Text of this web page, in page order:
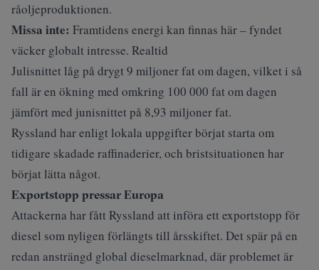
råoljeproduktionen.
Missa inte: Framtidens energi kan finnas här – fyndet
väcker globalt intresse. Realtid
Julisnittet låg på drygt 9 miljoner fat om dagen, vilket i så
fall är en ökning med omkring 100 000 fat om dagen
jämfört med junisnittet på 8,93 miljoner fat.
Ryssland har enligt lokala uppgifter börjat starta om
tidigare skadade raffinaderier, och bristsituationen har
börjat lätta något.
Exportstopp pressar Europa
Attackerna har fått Ryssland att införa ett exportstopp för
diesel som nyligen förlängts till årsskiftet. Det spär på en
redan ansträngd global dieselmarknad, där problemet är